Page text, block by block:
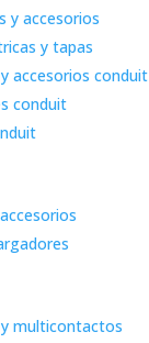
y accesorios
y tapas
accesorios conduit
conduit
multicontactos